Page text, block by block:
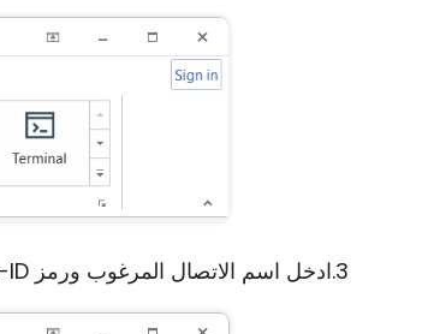
ادخل اسم الاتصال المرغوب ورمز Internet-ID الخاص بـ Host. اختر